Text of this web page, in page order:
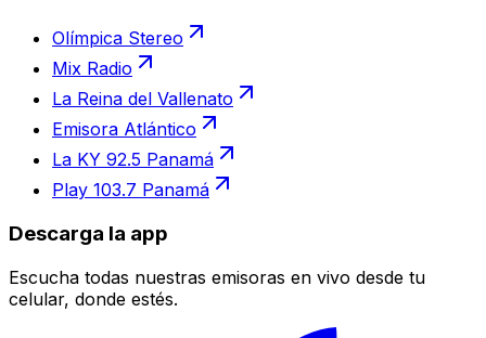
Olímpica Stereo
Mix Radio
La Reina del Vallenato
Emisora Atlántico
La KY 92.5 Panamá
Play 103.7 Panamá
Descarga la app
Escucha todas nuestras emisoras en vivo desde tu
celular, donde estés.